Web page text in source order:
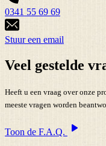
0341 55 69 69
Stuur een email
Veel gestelde
Heeft u een vraag over onze
meeste vragen worden
Toon de F.A.Q.